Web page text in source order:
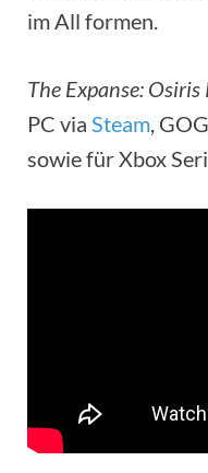
im All formen.
The Expanse: Osiris
PC via Steam,
sowie für Xbox